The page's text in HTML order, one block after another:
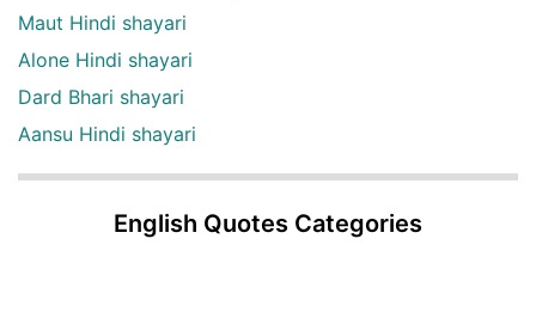
Maut Hindi shayari
Alone Hindi shayari
Dard Bhari shayari
Aansu Hindi shayari
English Quotes Categories